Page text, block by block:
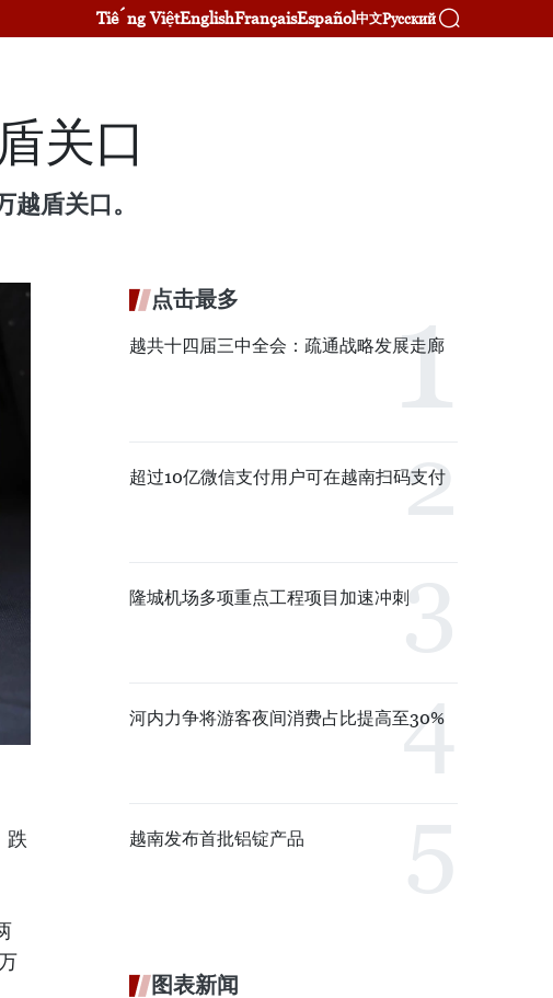
Tiếng ViệtEnglishFrançaisEspañol中文Русский
关口
盾关口。
跌
点击最多
越共十四届三中全会：疏通战略发展走廊
超过10亿微信支付用户可在越南扫码支付
隆城机场多项重点工程项目加速冲刺
河内力争将游客夜间消费占比提高至30%
越南发布首批铝锭产品
图表新闻